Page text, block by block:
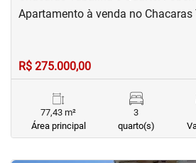
Apartamento à venda no Chacaras
R$ 275.000,00
77,43 m²
Área principal
3
quarto(s)